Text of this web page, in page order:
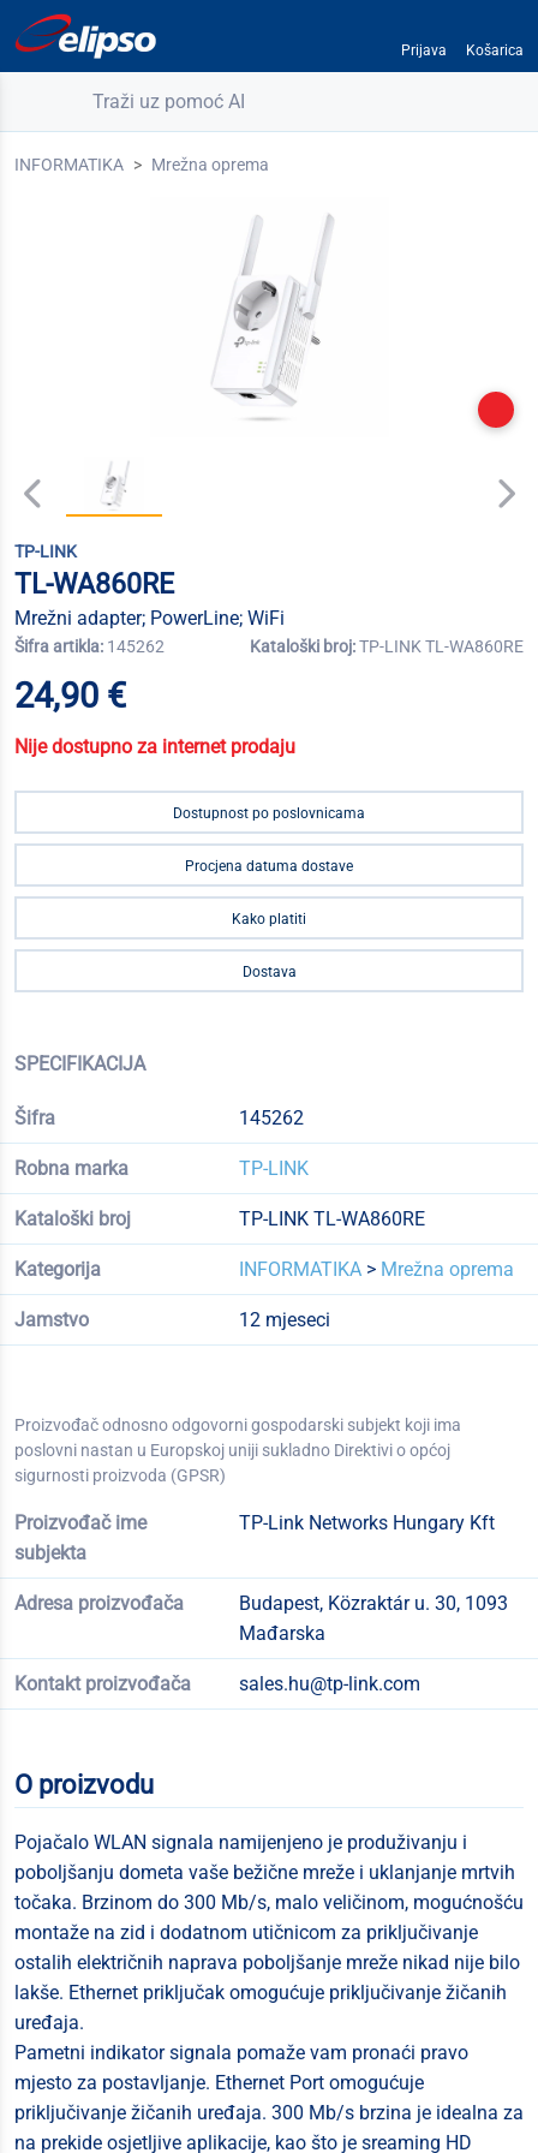
Prijava Košarica
Traži uz pomoć AI
INFORMATIKA Mrežna oprema
TP-LINK
TL-WA860RE
Mrežni adapter; PowerLine; WiFi
Šifra artikla: 145262 Kataloški broj:TP-LINK TL-WA860RE
24,90 €
Nije dostupno za internet prodaju
Dostupnost po poslovnicama
Procjena datuma dostave
Kako platiti
Dostava
SPECIFIKACIJA
Šifra 145262
Robna marka TP-LINK
Kataloški broj TP-LINK TL-WA860RE
Kategorija INFORMATIKA> Mrežna oprema
Jamstvo 12 mjeseci
Proizvođač odnosno odgovorni gospodarski subjekt koji ima
poslovni nastan u Europskoj uniji sukladno Direktivi o općoj
sigurnosti proizvoda (GPSR)
Proizvođač ime
subjekta
TP-Link Networks Hungary Kft
Adresa proizvođača
Budapest, Közraktár u. 30, 1093
Mađarska
Kontakt proizvođača sales.hu@tp-link.com
O proizvodu
Pojačalo WLAN signala namijenjeno je produživanju i
poboljšanju dometa vaše bežične mreže i uklanjanje mrtvih
točaka. Brzinom do 300 Mb/s, malo veličinom, mogućnošću
montaže na zid i dodatnom utičnicom za priključivanje
ostalih električnih naprava poboljšanje mreže nikad nije bilo
lakše. Ethernet priključak omogućuje priključivanje žičanih
uređaja.
Pametni indikator signala pomaže vam pronaći pravo
mjesto za postavljanje. Ethernet Port omogućuje
priključivanje žičanih uređaja. 300 Mb/s brzina je idealna za
na prekide osjetljive aplikacije, kao što je sreaming HD